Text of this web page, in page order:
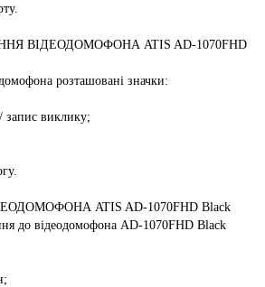
ВІДЕОДОМОФОНА ATIS AD-1070FHD
розташовані значки:
запис виклику;
ATIS AD-1070FHD Black
до відеодомофона AD-1070FHD Black